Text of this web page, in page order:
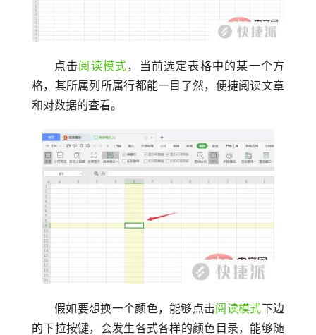
点击阅读模式，当前选定表格中的某一个方
格，其所属列所属行都能一目了然，便捷阅读文章
和对数据的查看。
假如要想换一个颜色，能够点击阅读模式下边
的下拉按键，会发生各式各样的颜色目录，能够随